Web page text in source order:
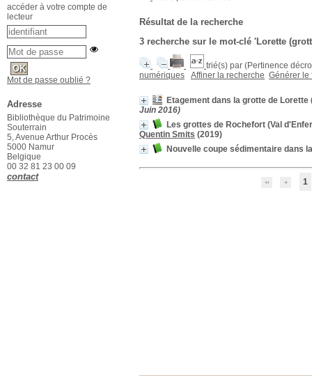
Résultat de la recherche
3 recherche sur le mot-clé 'Lorette
trié(s) par (Pertinence
numériques
Affiner la recherche Générer le
Etagement dans la grotte de
Juin 2016)
Les grottes de Rochefort (Val
Quentin Smits (2019)
Nouvelle coupe sédimentaire dans
1
accéder à votre compte de
lecteur
Mot de passe oublié ?
Adresse
Bibliothèque du Patrimoine
Souterrain
5, Avenue Arthur Procès
5000 Namur
Belgique
00 32 81 23 00 09
contact